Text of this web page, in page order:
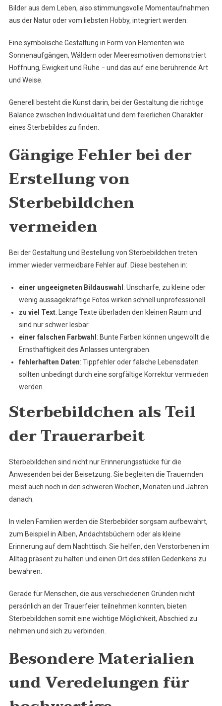
Bilder aus dem Leben, also stimmungsvolle Momentaufnahmen
aus der Natur oder vom liebsten Hobby, integriert werden.
Eine symbolische Gestaltung in Form von Elementen wie
Sonnenaufgängen, Wäldern oder Meeresmotiven demonstriert
Hoffnung, Ewigkeit und Ruhe − und das auf eine berührende Art
und Weise.
Generell besteht die Kunst darin, bei der Gestaltung die richtige
Balance zwischen Individualität und dem feierlichen Charakter
eines Sterbebildes zu finden.
Gängige Fehler bei der
Erstellung von
Sterbebildchen
vermeiden
Bei der Gestaltung und Bestellung von Sterbebildchen treten
immer wieder vermeidbare Fehler auf. Diese bestehen in:
einer ungeeigneten Bildauswahl : Unscharfe, zu kleine oder
wenig aussagekräftige Fotos wirken schnell unprofessionell.
zu viel Text: Lange Texte überladen den kleinen Raum und
sind nur schwer lesbar.
einer falschen Farbwahl : Bunte Farben können ungewollt die
Ernsthaftigkeit des Anlasses untergraben.
fehlerhaften Daten: Tippfehler oder falsche Lebensdaten
sollten unbedingt durch eine sorgfältige Korrektur vermieden
werden.
Sterbebildchen als Teil
der Trauerarbeit
Sterbebildchen sind nicht nur Erinnerungsstücke für die
Anwesenden bei der Beisetzung. Sie begleiten die Trauernden
meist auch noch in den schweren Wochen, Monaten und Jahren
danach.
In vielen Familien werden die Sterbebilder sorgsam aufbewahrt,
zum Beispiel in Alben, Andachtsbüchern oder als kleine
Erinnerung auf dem Nachttisch. Sie helfen, den Verstorbenen im
Alltag präsent zu halten und einen Ort des stillen Gedenkens zu
bewahren.
Gerade für Menschen, die aus verschiedenen Gründen nicht
persönlich an der Trauerfeier teilnehmen konnten, bieten
Sterbebildchen somit eine wichtige Möglichkeit, Abschied zu
nehmen und sich zu verbinden.
Besondere Materialien
und Veredelungen für